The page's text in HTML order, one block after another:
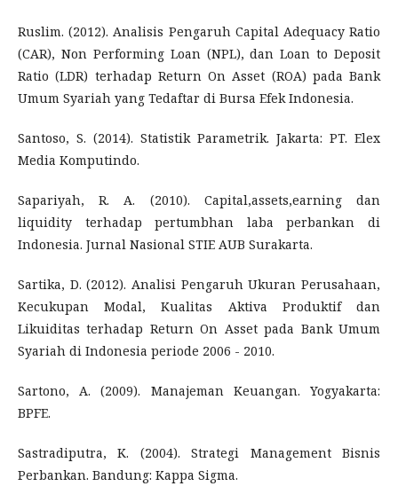
Ruslim. (2012). Analisis Pengaruh Capital Adequacy Ratio
(CAR), Non Performing Loan (NPL), dan Loan to Deposit
Ratio (LDR) terhadap Return On Asset (ROA) pada Bank
Umum Syariah yang Tedaftar di Bursa Efek Indonesia.
Santoso, S. (2014). Statistik Parametrik. Jakarta: PT. Elex
Media Komputindo.
Sapariyah, R. A. (2010). Capital,assets,earning dan
liquidity terhadap pertumbhan laba perbankan di
Indonesia. Jurnal Nasional STIE AUB Surakarta.
Sartika, D. (2012). Analisi Pengaruh Ukuran Perusahaan,
Kecukupan Modal, Kualitas Aktiva Produktif dan
Likuiditas terhadap Return On Asset pada Bank Umum
Syariah di Indonesia periode 2006 - 2010.
Sartono, A. (2009). Manajeman Keuangan. Yogyakarta:
BPFE.
Sastradiputra, K. (2004). Strategi Management Bisnis
Perbankan. Bandung: Kappa Sigma.